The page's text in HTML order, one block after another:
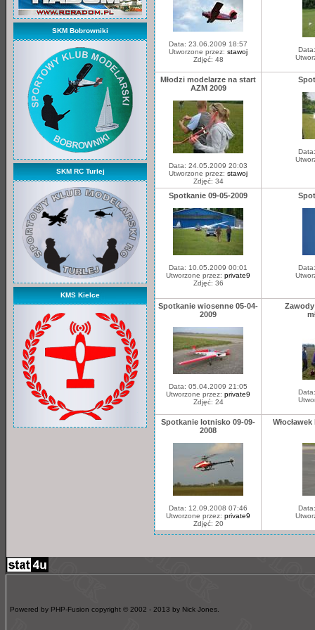
SKM Bobrowniki
SKM RC Turlej
KMS Kielce
Data: 23.06.2009 18:57
Utworzone przez: stawoj
Zdjęć: 48
Młodzi modelarze na start
AZM 2009
Data: 24.05.2009 20:03
Utworzone przez: stawoj
Zdjęć: 34
Spotkanie 09-05-2009
Data: 10.05.2009 00:01
Utworzone przez: private9
Zdjęć: 36
Spotkanie wiosenne 05-04-
2009
Data: 05.04.2009 21:05
Utworzone przez: private9
Zdjęć: 24
Spotkanie lotnisko 09-09-
2008
Data: 12.09.2008 07:46
Utworzone przez: private9
Zdjęć: 20
Powered by PHP-Fusion copyright © 2002 - 2013 by Nick Jones.